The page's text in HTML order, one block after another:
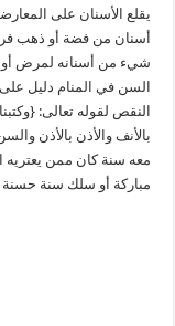
يقلع الأسنان على
أسنان من فضة أو ذهب
شيء من أسنانه لمرض أو
السن في المنام دليل
النقص لقوله تعالى:
بالأنف والأذن بالأذن
معه سنة كان ممن يعتريه
مباركة أو سلك سنة حسنة